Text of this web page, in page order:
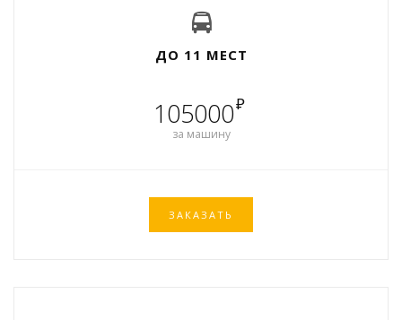
ДО 11 МЕСТ
105000₽
за машину
ЗАКАЗАТЬ